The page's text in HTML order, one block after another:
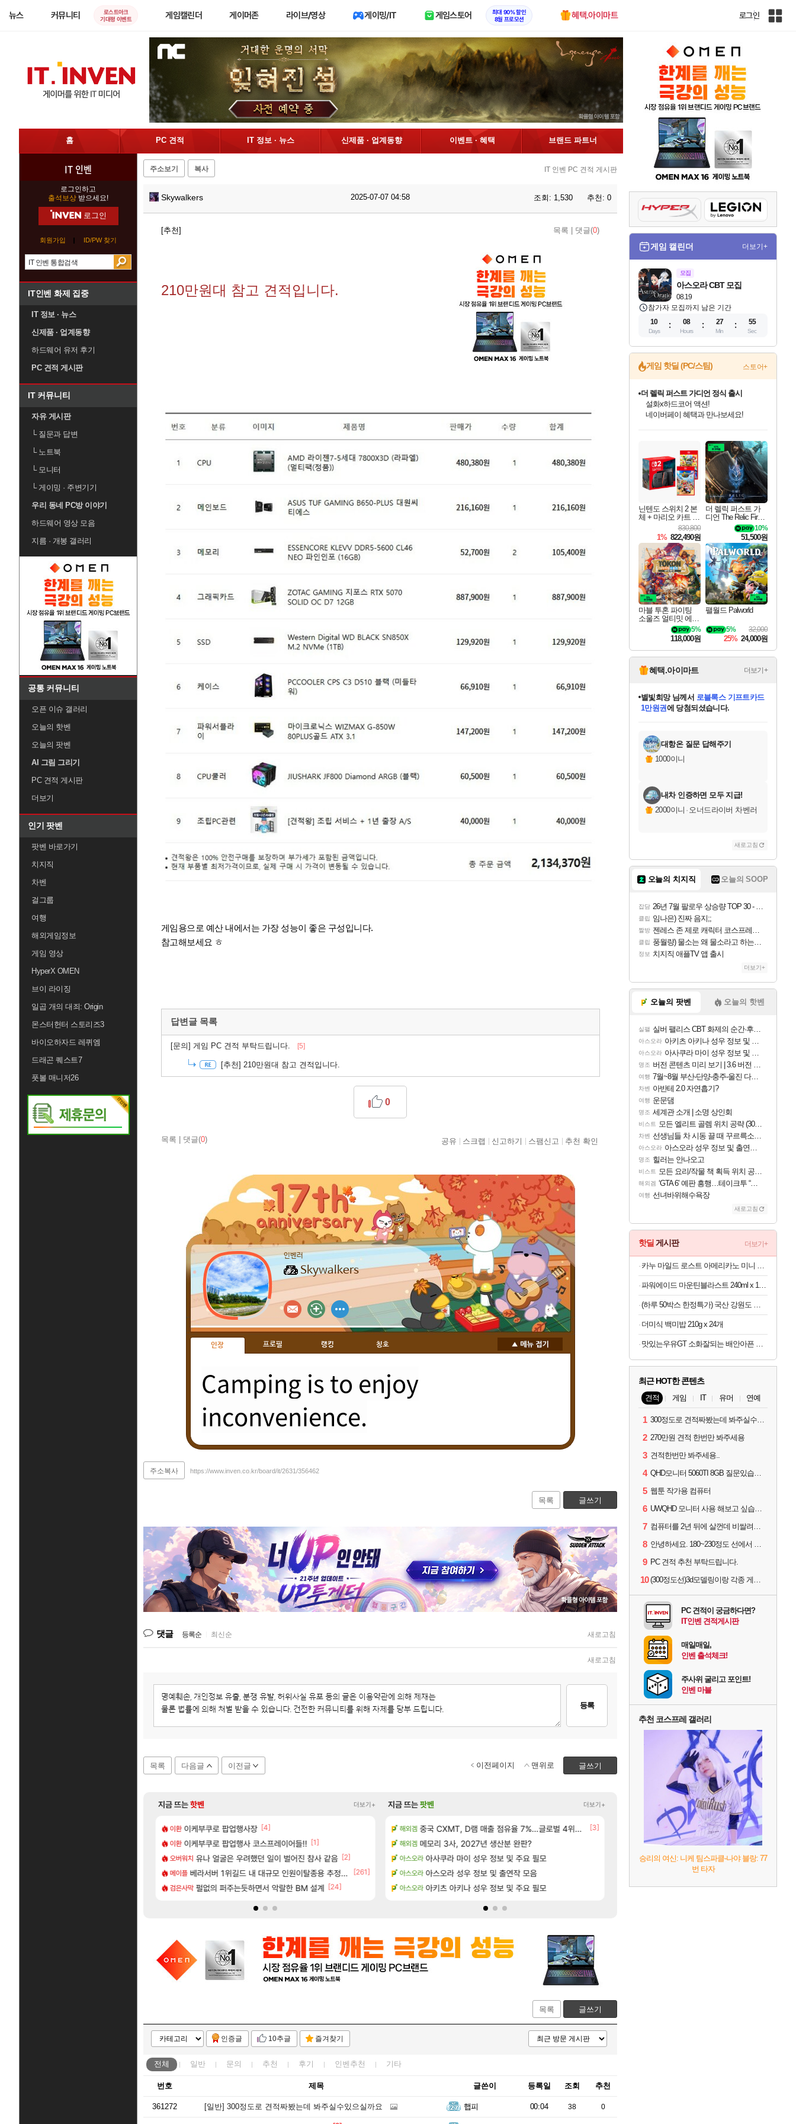
뉴스 커뮤니티
로스트아크
기대평 이벤트
게임캘린더 게이머존 라이브/영상 게이밍/IT 게임스토어
최대 90% 할인
8월 프로모션
혜택.아이마트 로그인
인
홈 PC 견적 IT 정보 · 뉴스 신제품 · 업계동향 이벤트 · 혜택 브랜드 파트너
IT 인벤
로그인하고
출석보상 받으세요!
로그인
회원가입 ID/PW 찾기
IT인벤 화제 집중
IT 정보 · 뉴스
신제품 · 업계동향
하드웨어 유저 후기
PC 견적 게시판
IT 커뮤니티
자유 게시판
└질문과 답변
└노트북
└모니터
└게이밍 · 주변기기
우리 동네 PC방 이야기
하드웨어 영상 모음
지름 · 개봉 갤러리
공통 커뮤니티
오픈 이슈 갤러리
오늘의 핫벤
오늘의 팟벤
AI 그림 그리기
PC 견적 게시판
더보기
인기 팟벤
팟벤 바로가기
치지직
차벤
걸그룹
여행
해외게임정보
게임 영상
HyperX OMEN
브이 라이징
일곱 개의 대죄: Origin
몬스터헌터 스토리즈3
바이오하자드 레퀴엠
드래곤 퀘스트7
풋볼 매니저26
주소보기 복사 IT 인벤 PC 견적 게시판
Skywalkers 2025-07-07 04:58 조회: 1,530 추천: 0
[추천] 목록 댓글(0)
210만원대 참고 견적입니다.
게임용으로 예산 내에서는 가장 성능이 좋은 구성입니다.
참고해보세요 ㅎ
답변글 목록
[문의] 게임 PC 견적 부탁드립니다. [5]
[추천] 210만원대 참고 견적입니다.
목록 | 댓글(0)
0
공유 스크랩 신고하기 스팸신고 추천 확인
인벤러
Skywalkers
인장 프로필 랭킹 칭호
Camping is to enjoy
inconvenience.
주소복사 https://www.inven.co.kr/board/it/2631/356462
목록 글쓰기
댓글 등록순 최신순 새로고침
새로고침
등록
목록 다음글 이전글 글쓰기
이전페이지 맨위로
지금 뜨는핫벤 더보기+
이환 이케부쿠로 팝업행사장 [4]
이환 이케부쿠로 팝업행사 코스프레이어들!! [1]
오버워치 유나 얼굴은 우려했던 일이 벌어진 참사 같음 [2]
메이플 베라서버 1위길드 내 대규모 인원이탈종용 추정사건
[261]
검은사막 펄없의 퍼주는듯하면서 악랄한 BM 설계 [24]
오버워치 D.mon 스킬셋 나왔다 [5]
리니지M 주말패키지 결과..... [5]
와우 결국 돌고 돌아 와우 [29]
SOL 영웅무기도안 제작 질문
메이플 환산 13만 스펙으로 삐져서 매주 수로 10만점 치고있으면 ㅋㅋ
D.mon 스킬셋 특전 공개 [3]
검은사막 신규 악세, 수정, 유물, 외형, 물약 요약
리니지M 오만9층 주긴주는군요? [17]
[170]
디아2 15기래더 패치노트 별거 없네요~없데이트수
지금 뜨는팟벤 더보기+
차벤 아반테 2.0 자연흡기? [1]
비스트 모든 요리/작물 책 획득 위치 공략 (36개) - 미식가 도전과제
섭컬겜 무한대 아난타 유출과 앞으로의 예상 (루머)
PV 라스트 에포크 시즌5 - 서리화신의 분노 티저
해외겜 ‘GTA 6’ 예판 흥행…테이크투 “내부 예상 크게 넘어”
해외겜 중국 CXMT, D램 매출 점유율 7%…글로벌 4위로 부상
[3]
해외겜 메모리 3사, 2027년 생산분 완판?
아스오라 아사쿠라 마이 성우 정보 및 주요 필모
아스오라 아스오라 성우 정보 및 출연작 모음
아스오라 아키츠 아키나 성우 정보 및 주요 필모
선녀바위해수욕장
GTA6 8월 28일 넷플릭스에서 예고편 공개 예정
비스트 모든 바우에라 업그레이드 아이템 획득 위치 공
카가미하라 하루 성우 정보 및 주요 필모
비스트 모든 엘리트 골렘 위치 공략 (30개) - 방랑
목록 글쓰기
인증글 10추글 즐겨찾기
전체 일반 문의 추천 후기 인벤추천 기타
번호 제목 글쓴이 등록일 조회 추천
361272 [일반] 300정도로 견적짜봤는데 봐주실수있으실까요 햅피 00:04 38 0
게임 캘린더 더보기+
모집
08.19
아스오라 CBT 모집
참가자 모집까지 남은 기간
10
Days
08
Hours
27
Min
54
Sec
게임 핫딜 (PC/스팀) 스토어+
최대 90% 할인가를 만나보세요!
네이버혜택과 함께 만나보세요!
50%할인&추가 적립까지!
네이버 포인트 혜택까지!
이니&베니 혜택까지!
네이버 혜택가와 함께 예약하세요!
할인&네이버혜택으로 만나보세요!
더 렐릭 퍼스트 가디언 정식 출시
설화x하드코어 액션!
베데스다 40주년 기념 할인 중!
베데스다의 명작들을
40주년 프로모션으로 만나보세요!
할인가에 만나보세요!
일부 에디션 상시 할인!
혜택으로 예약 판매 중
편안하게 충전하세요
닌텐도 스위치 2 본
체 + 마리오 카트 월
드 + 슈퍼 마리오 파
티 잼버리 닌텐도
스위치 2 에디션 +
잼버리 TV 번들
830,800
1% 822,490원
더 렐릭 퍼스트 가
디언 The Relic First
10%
51,500원
마블 투혼 파이팅
소울즈 얼티밋 에디
션 MARVEL Tokon
Fighting Souls Ultima
5%
118,000원
팰월드 Palworld
32,000
5%
25% 24,000원
혜택.아이마트 더보기+
교환.
당첨되셨습니다.
당첨되셨습니다.
당첨되셨습니다.
별빛희망님께서 로블록스 기프트카드
1만원권에 당첨되셨습니다.
당첨되셨습니다.
당첨되셨습니다.
당첨되셨습니다.
당첨되셨습니다.
에디션 (스팀코드)를 교환.
당첨되셨습니다.
대항온 질문 답해주기
1000이니
내차 인증하면 모두 지급!
2000이니 · 오너드라이버 차벤러
새로고침
오늘의 치지직 오늘의 SOOP
잡담 26년 7월 팔로우 상승량 TOP 30 - 월간 치지직
클립 임나은) 진짜 음지;;
짤방 젠레스 존 제로 캐릭터 코스프레한 꽁주
클립 풍월량) 물소는 왜 물소라고 하는거야? 아! 그만 ㅋㅋ 알았어 ㅋㅋ
정보 치지직 애플TV 앱 출시
더보기+
오늘의 팟벤 오늘의 핫벤
실팰 실버 팰리스 CBT 화제의 순간·후기 모음
아스오라 아키츠 아키나 성우 정보 및 주요 필모
아스오라 아사쿠라 마이 성우 정보 및 주요 필모
명조 버전 콘텐츠 미리 보기 | 3.6 버전 「신기루 속 등불 그림자, 속세에 깃든 검의 결심」이 8월 20일에 업데이트됩니다!
여행 7월~8월 부산-단양-충주-울진 다녀왔어요~
차벤 아반테 2.0 자연흡기?
여행 운문댐
명조 세계관 소개 | 소명 상인회
비스트 모든 엘리트 골렘 위치 공략 (30개) - 방랑 결투가
차벤 선생님들 차 시동 끌 때 꾸르륵소리나는데
아스오라 아스오라 성우 정보 및 출연작 모음
명조 힐러는 안나오고
비스트 모든 요리/작물 책 획득 위치 공략 (36개) - 미식가 도전과제
해외겜 ‘GTA 6’ 예판 흥행…테이크투 “내부 예상 크게 넘어”
여행 선녀바위해수욕장
새로고침
핫딜 게시판 더보기+
카누 마일드 로스트 아메리카노 미니 90개입 x 3개
파워에이드 마운틴블라스트 240ml x 120개
(하루 50박스 한정특가) 국산 강원도 흑찰옥수수 특품 30개
더미식 백미밥 210g x 24개
맛있는우유GT 소화잘되는 배안아픈 저지방우유 180ml x 48개
최근 HOT한 콘텐츠
견적 게임 IT 유머 연예
1 300정도로 견적짜봤는데 봐주실수있으실까요
2 270만원 견적 한번만 봐주세용
3 견적한번만 봐주세용..
4 QHD모니터 5060TI 8GB 질문있습니다..
5 웹툰 작가용 컴퓨터
6 UWQHD 모니터 사용 해보고 싶습니다 추천부탁드려요
7 컴퓨터를 2년 뒤에 살껀데 비쌀려나요...?
8 안녕하세요. 180~230정도 선에서 잡고싶습니다.
9 PC 견적 추천 부탁드립니다.
10 (300정도선)3d모델링이랑 각종 게임을 하는데 견적부탁드립니다!300정도선
PC 견적이 궁금하다면?
IT인벤 견적게시판
매일매일,
인벤 출석체크!
주사위 굴리고 포인트!
인벤 마블
추천 코스프레 갤러리
승리의 여신: 니케 팀스파클-나야 블랑: 77
번 타자